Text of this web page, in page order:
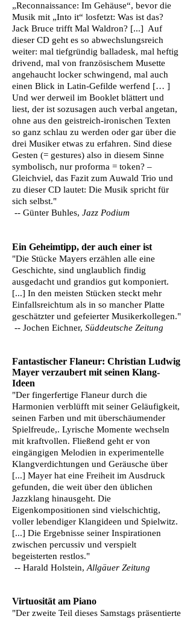
„Reconnaissance: Im Gehäuse“, bevor die
Musik mit „Into it“ losfetzt: Was ist das?
Jack Bruce trifft Mal Waldron? [...] Auf
dieser CD geht es so abwechslungsreich
weiter: mal tiefgründig balladesk, mal heftig
drivend, mal von französischem Musette
angehaucht locker schwingend, mal auch
einen Blick in Latin-Gefilde werfend [… ]
Und wer derweil im Booklet blättert und
liest, der ist sozusagen auch verbal angetan,
ohne aus den geistreich-ironischen Texten
so ganz schlau zu werden oder gar über die
drei Musiker etwas zu erfahren. Sind diese
Gesten (= gestures) also in diesem Sinne
symbolisch, nur proforma = token? –
Gleichviel, das Fazit zum Auwald Trio und
zu dieser CD lautet: Die Musik spricht für
sich selbst."
-- Günter Buhles, Jazz Podium
Ein Geheimtipp, der auch einer ist
"Die Stücke Mayers erzählen alle eine
Geschichte, sind unglaublich findig
ausgedacht und grandios gut komponiert.
[...] In den meisten Stücken steckt mehr
Einfallsreichtum als in so mancher Platte
geschätzter und gefeierter Musikerkollegen."
-- Jochen Eichner, Süddeutsche Zeitung
Fantastischer Flaneur: Christian Ludwig
Mayer verzaubert mit seinen Klang-
Ideen
"Der fingerfertige Flaneur durch die
Harmonien verblüfft mit seiner Geläufigkeit,
seinen Farben und mit überschäumender
Spielfreude,. Lyrische Momente wechseln
mit kraftvollen. Fließend geht er von
eingängigen Melodien in experimentelle
Klangverdichtungen und Geräusche über
[...] Mayer hat eine Freiheit im Ausdruck
gefunden, die weit über den üblichen
Jazzklang hinausgeht. Die
Eigenkompositionen sind vielschichtig,
voller lebendiger Klangideen und Spielwitz.
[...] Die Ergebnisse seiner Inspirationen
zwischen percussiv und verspielt
begeisterten restlos."
-- Harald Holstein, Allgäuer Zeitung
Virtuosität am Piano
"Der zweite Teil dieses Samstags präsentierte